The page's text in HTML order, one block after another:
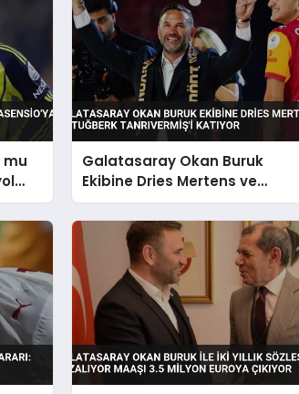
mu
Galatasaray Okan Buruk
Ekibine Dries Mertens ve
Tuğberk Tanrıvermiş’i Katıyor